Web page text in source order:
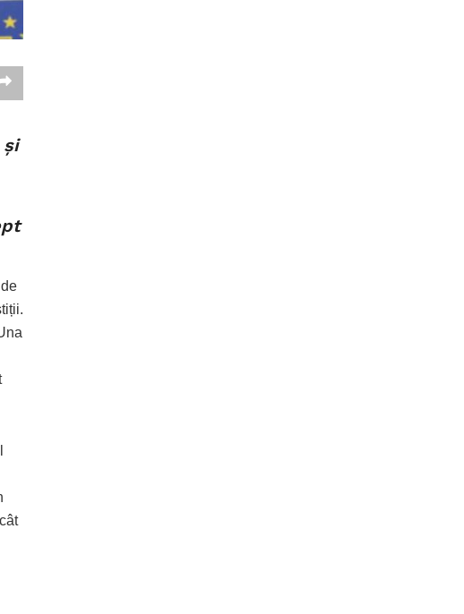
și